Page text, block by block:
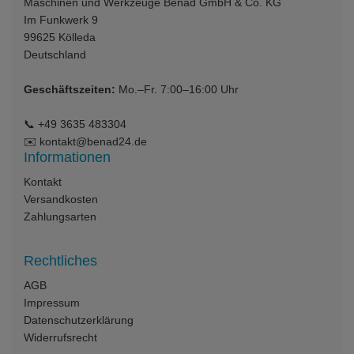
Maschinen und Werkzeuge Benad GmbH & Co. KG
Im Funkwerk 9
99625 Kölleda
Deutschland
Geschäftszeiten: Mo.–Fr. 7:00–16:00 Uhr
📞 +49 3635 483304
✉️ kontakt@benad24.de
Informationen
Kontakt
Versandkosten
Zahlungsarten
Rechtliches
AGB
Impressum
Datenschutzerklärung
Widerrufsrecht